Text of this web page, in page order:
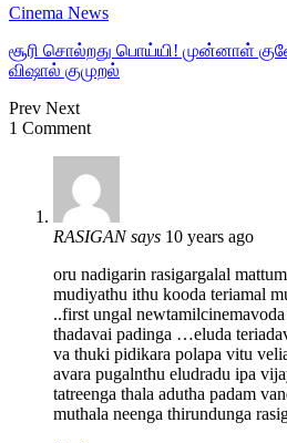
Cinema News
சூரி சொல்றது பொய்யி! முன்னாள்
விஷால் குமுறல்
Prev Next
1 Comment
RASIGANsays 10 years ago
oru nadigarin rasigargalal
mudiyathu ithu kooda teriamal
..first ungal
thadavai padinga …eluda
va thuki pidikara polapa vitu
avara pugalnthu eludradu ipa
tatreenga thala adutha padam
muthala neenga thirundunga